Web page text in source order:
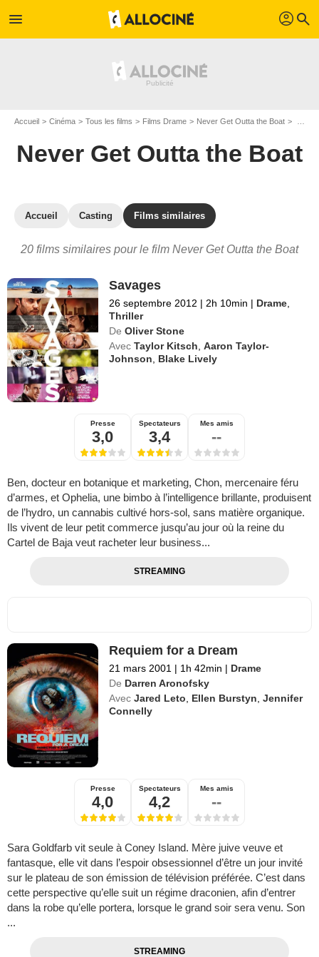
menu profil search
Accueil Cinéma Tous les films Films Drame Never Get Outta the Boat
Never Get Outta the Boat
Accueil Casting Films similaires
20 films similaires pour le film Never Get Outta the Boat
Savages
26 septembre 2012 | 2h 10min | Drame
Thriller
De Oliver Stone
Avec Taylor Kitsch ,Aaron Taylor-
Johnson
Blake Lively
Presse
3,0
Spectateurs
3,4
Mes amis
--
Ben, docteur en botanique et marketing, Chon, mercenaire féru
d’armes, et Ophelia, une bimbo à l’intelligence brillante, produisent
de l’hydro, un cannabis cultivé hors-sol, sans matière organique.
Ils vivent de leur petit commerce jusqu’au jour où la reine du
Cartel de Baja veut racheter leur business...
STREAMING
Requiem for a Dream
21 mars 2001 | 1h 42min | Drame
De Darren Aronofsky
Avec Jared Leto Ellen Burstyn ,Jennifer
Connelly
Presse
4,0
Spectateurs
4,2
Mes amis
--
Sara Goldfarb vit seule à Coney Island. Mère juive veuve et
fantasque, elle vit dans l’espoir obsessionnel d’être un jour invité
sur le plateau de son émission de télévision préférée. C’est dans
cette perspective qu’elle suit un régime draconien, afin d’entrer
dans la robe qu’elle portera, lorsque le grand soir sera venu. Son
...
STREAMING